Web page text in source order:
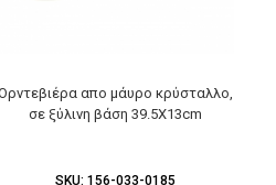
απο μάυρο κρύσταλλο,
σε ξύλινη βάση 39.5Χ13cm
SKU:156-033-0185